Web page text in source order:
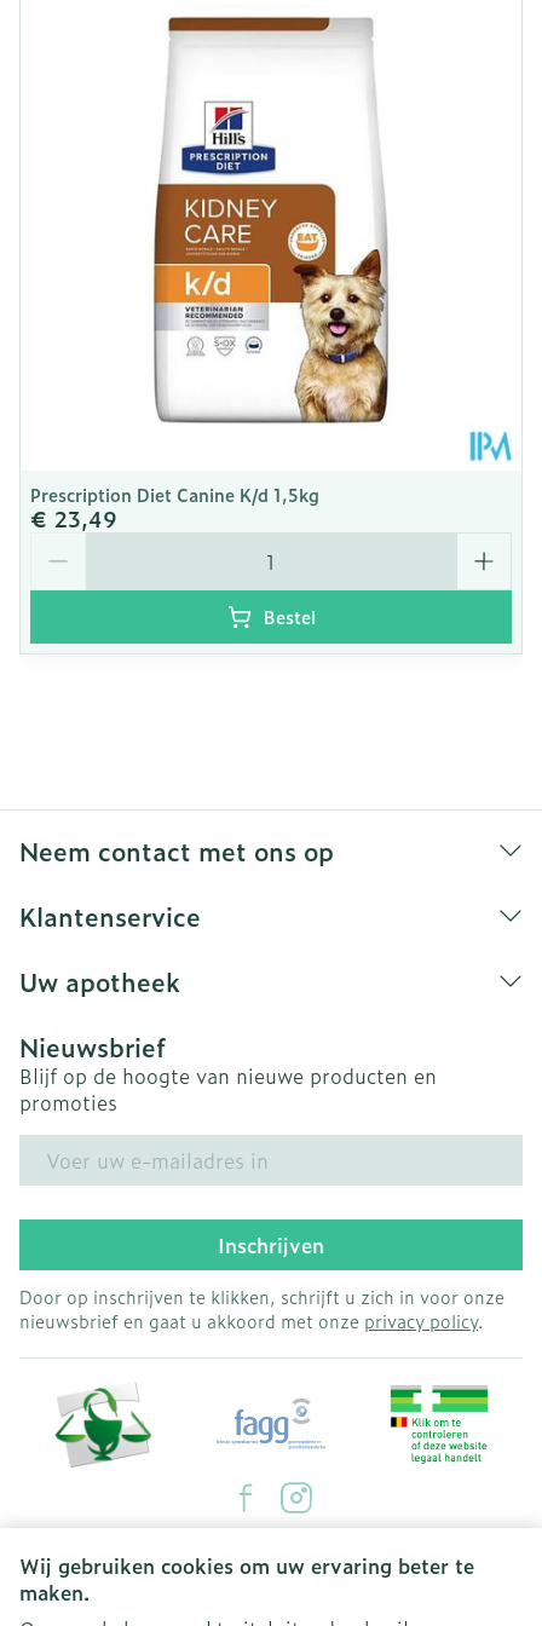
Wij gebruiken cookies om uw ervaring beter te
maken.
effect. Bij langdurende spannende situaties is
het advies om contact op te nemen met een
dierenarts of gedragstherapeut.
150 mm
Kamertemperatuur (15°C -
25°C)
Prescription Diet Canine K/d 1,5kg
€ 23,49
Bestel
Neem contact met ons op
Klantenservice
Uw apotheek
Nieuwsbrief
Blijf op de hoogte van nieuwe producten en
promoties
Inschrijven
Door op inschrijven te klikken, schrijft u zich in voor onze
nieuwsbrief en gaat u akkoord met onze privacy policy.
Juridische links